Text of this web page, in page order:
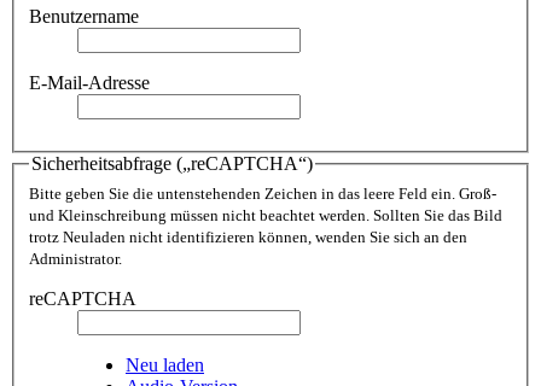
Benutzername
E-Mail-Adresse
Sicherheitsabfrage („reCAPTCHA“)
Bitte geben Sie die untenstehenden Zeichen in das leere Feld ein. Groß-
und Kleinschreibung müssen nicht beachtet werden. Sollten Sie das Bild
trotz Neuladen nicht identifizieren können, wenden Sie sich an den
Administrator.
reCAPTCHA
Neu laden